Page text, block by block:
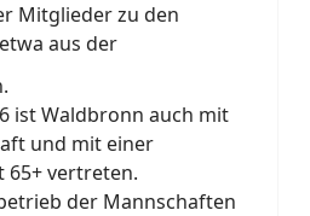
Mitglieder zu den
aus der
ist Waldbronn auch mit
und mit einer
65+ vertreten.
der Mannschaften